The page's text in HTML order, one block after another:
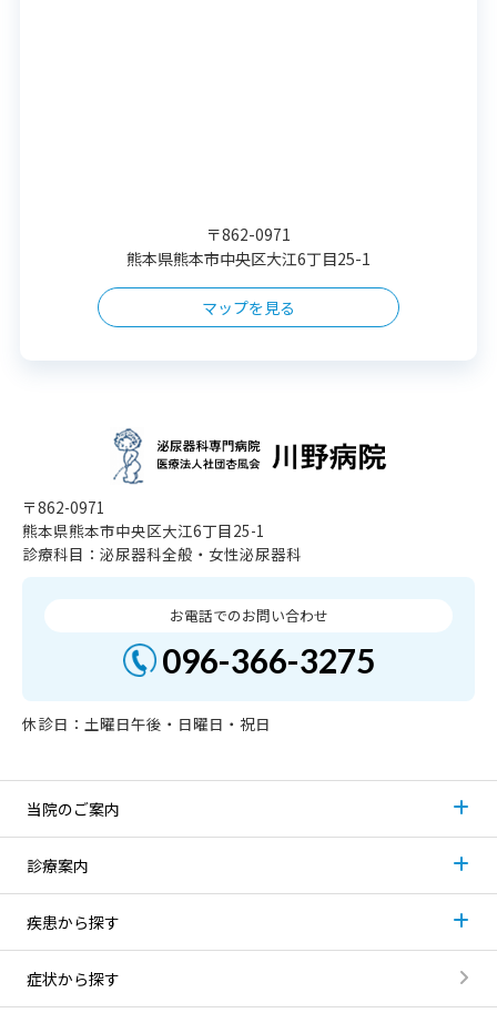
〒862-0971
熊本県熊本市中央区大江6丁目25-1
マップを見る
〒862-0971
熊本県熊本市中央区大江6丁目25-1
診療科目：泌尿器科全般・女性泌尿器科
お電話でのお問い合わせ
096-366-3275
休診日：土曜日午後・日曜日・祝日
当院のご案内
診療案内
疾患から探す
症状から探す